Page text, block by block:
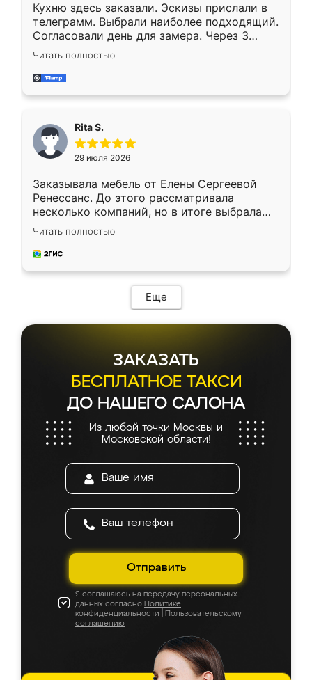
Кухню здесь заказали. Эскизы прислали в
телеграмм. Выбрали наиболее подходящий.
Согласовали день для замера. Через 3
недели кухня была уже готова. Остались
довольны работой. Спасибо Ренессанс
мебель за качественную работу!
Читать полностью
Rita S.
29 июля 2026
Заказывала мебель от Елены Сергеевой
Ренессанс. До этого рассматривала
несколько компаний, но в итоге выбрала
эту. Сначала обговорили условия, потом
приехал замерщик, всё спокойно объяснил
и снял размеры. Изготовили в срок, с
мебель сразу встала на свое место без
каких-либо доработок. Качеством осталась
довольна, все выглядит так, как и ожидала.
Читать полностью
Еще
ЗАКАЗАТЬ
БЕСПЛАТНОЕ ТАКСИ
ДО НАШЕГО САЛОНА
Из любой точки Москвы и
Московской области!
Отправить
Я соглашаюсь на передачу персональных
данных согласно Политике
конфиденциальности
Пользовательскому
соглашению